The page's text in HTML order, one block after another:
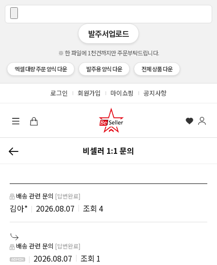
발주서업로드
※ 한 파일에 1천건까지만 주문부탁드립니다.
엑셀 대량 주문 양식 다운
발주용 양식 다운 전체 상품 다운
로그인 회원가입 마이쇼핑 공지사항
비셀러 1:1 문의
배송 관련 문의 [답변완료]
김아* 2026.08.07 4
배송 관련 문의 [답변완료]
2026.08.07 1